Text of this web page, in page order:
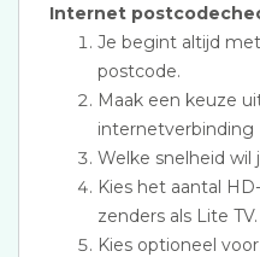
Internet
Je begint altijd
postcode.
Maak een keuze
internetverbinding
Welke snelheid wil
Kies het aantal
zenders als Lite TV.
Kies optioneel